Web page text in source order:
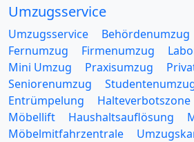
Umzugsservice
Umzugsservice Behördenumzug
Fernumzug
Firmenumzug
Mini Umzug
Praxisumzug
Seniorenumzug
Entrümpelung
Halteverbotszone
Möbellift
Haushaltsauflösung
Möbelmitfahrzentrale